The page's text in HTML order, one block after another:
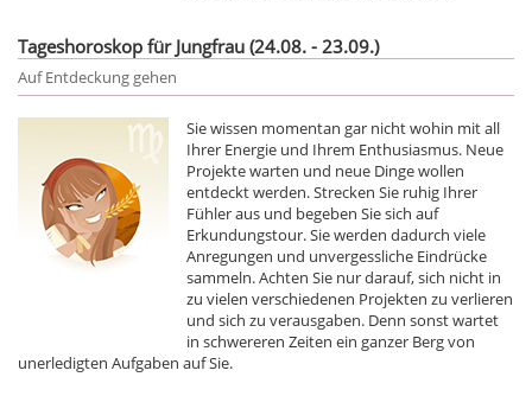
Tageshoroskop für Jungfrau (24.08. - 23.09.)
Auf Entdeckung gehen
Sie wissen momentan gar nicht wohin mit all
Ihrer Energie und Ihrem Enthusiasmus. Neue
Projekte warten und neue Dinge wollen
entdeckt werden. Strecken Sie ruhig Ihrer
Fühler aus und begeben Sie sich auf
Erkundungstour. Sie werden dadurch viele
Anregungen und unvergessliche Eindrücke
sammeln. Achten Sie nur darauf, sich nicht in
zu vielen verschiedenen Projekten zu verlieren
und sich zu verausgaben. Denn sonst wartet
in schwereren Zeiten ein ganzer Berg von
unerledigten Aufgaben auf Sie.